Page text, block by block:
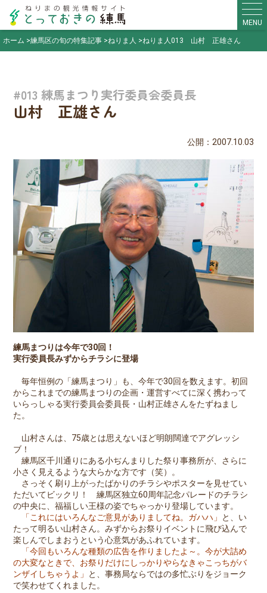
MENU
ホーム
練馬区の旬の特集記事 ねりま人 ねりま人013 山村 正雄さん
#013 練馬まつり実行委員会委員長
山村 正雄さん
公開：2007.10.03
練馬まつりは今年で30回！
実行委員長みずからチラシに登場
毎年恒例の「練馬まつり」も、今年で30回を数えます。初回
からこれまでの練馬まつりの企画・運営すべてに深く携わって
いらっしゃる実行委員会委員長・山村正雄さんをたずねまし
た。
山村さんは、75歳とは思えないほど明朗闊達でアグレッシ
ブ！
練馬区千川通りにある小ぢんまりした祭り事務所が、さらに
小さく見えるような大らかな方です（笑）。
さっそく刷り上がったばかりのチラシやポスターを見せてい
ただいてビックリ！ 練馬区独立60周年記念パレードのチラシ
の中央に、福福しい王様の姿でちゃっかり登場しています。
「これにはいろんなご意見がありましてね。ガハハ」 と、い
たって明るい山村さん。みずからお祭りイベントに飛び込んで
楽しんでしまおうという心意気があふれています。
「今回もいろんな種類の広告を作りましたよ～。今が大詰め
の大変なときで、お祭りだけにしっかりやらなきゃこっちがバ
ンザイしちゃうよ」 と、事務局ならではの多忙ぶりをジョーク
で笑わせてくれました。